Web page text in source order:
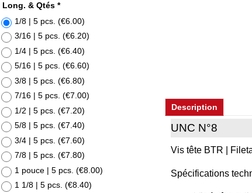
Long. & Qtés *
1/8 | 5 pcs. (€6.00)
3/16 | 5 pcs. (€6.20)
1/4 | 5 pcs. (€6.40)
5/16 | 5 pcs. (€6.60)
3/8 | 5 pcs. (€6.80)
7/16 | 5 pcs. (€7.00)
1/2 | 5 pcs. (€7.20)
5/8 | 5 pcs. (€7.40)
3/4 | 5 pcs. (€7.60)
7/8 | 5 pcs. (€7.80)
1 pouce | 5 pcs. (€8.00)
1 1/8 | 5 pcs. (€8.40)
Description
UNC N°8
Vis tête BTR |
Spécifications